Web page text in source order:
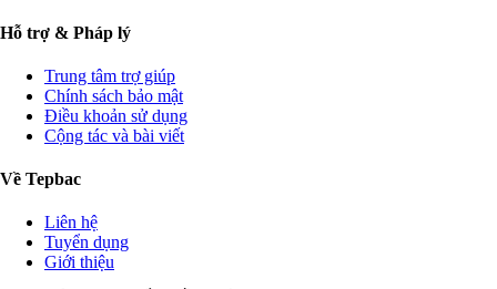
Hỗ trợ & Pháp lý
Trung tâm trợ giúp
Chính sách bảo mật
Điều khoản sử dụng
Cộng tác và bài viết
Về Tepbac
Liên hệ
Tuyển dụng
Giới thiệu